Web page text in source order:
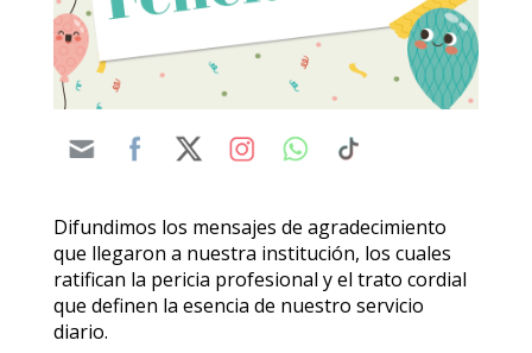
Difundimos los mensajes de agradecimiento
que llegaron a nuestra institución, los cuales
ratifican la pericia profesional y el trato cordial
que definen la esencia de nuestro servicio
diario.